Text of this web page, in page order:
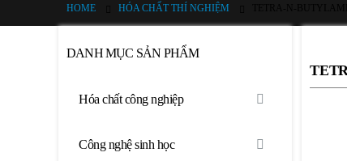
HOME HÓA CHẤT THÍ NGHIỆM
DANH MỤC SẢN PHẨM
Hóa chất công nghiệp
Công nghệ sinh học